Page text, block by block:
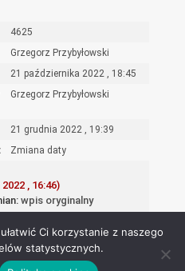
4625
Grzegorz Przybyłowski
21 października 2022 , 18:45
Grzegorz Przybyłowski
21 grudnia 2022 , 19:39
Zmiana daty
, 16:46)
wpis oryginalny
Ci korzystanie z naszego
statystycznych.